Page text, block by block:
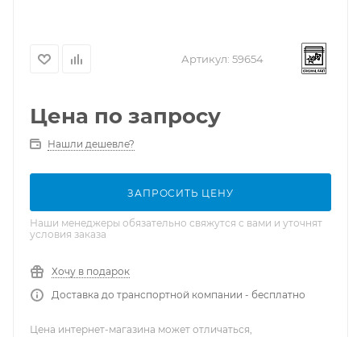
Артикул: 59654
Цена по запросу
Нашли дешевле?
ЗАПРОСИТЬ ЦЕНУ
Наши менеджеры обязательно свяжутся с вами и уточнят
условия заказа
Хочу в подарок
Доставка до транспортной компании - бесплатно
Цена интернет-магазина может отличаться,